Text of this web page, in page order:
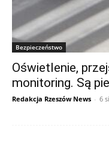
Bezpieczeństwo
Oświetlenie,
monitoring. Są
Redakcja Rzeszów News - 6